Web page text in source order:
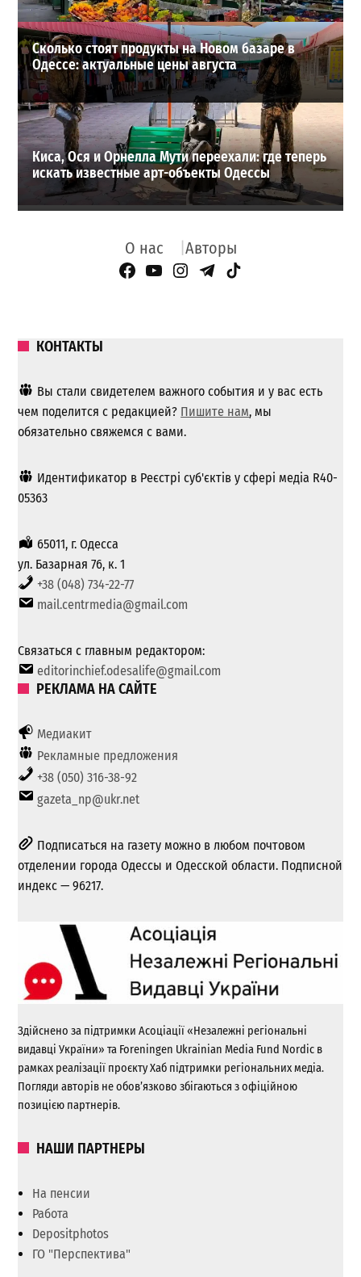
Сколько стоят продукты на Новом базаре в
Одессе: актуальные цены августа
Киса, Ося и Орнелла Мути переехали: где теперь
искать известные арт-объекты Одессы
О нас Авторы
Facebook Page
YouTube
Instagram
Telegram
TikTok
КОНТАКТЫ
Вы стали свидетелем важного события и у вас есть
чем поделится с редакцией? Пишите нам, мы
обязательно свяжемся с вами.
Идентификатор в Реєстрі суб'єктів у сфері медіа R40-
05363
65011, г. Одесса
ул. Базарная 76, к. 1
+38 (048) 734-22-77
mail.centrmedia@gmail.com
Связаться с главным редактором:
editorinchief.odesalife@gmail.com
РЕКЛАМА НА САЙТЕ
Медиакит
Рекламные предложения
+38 (050) 316-38-92
gazeta_np@ukr.net
Подписаться на газету можно в любом почтовом
отделении города Одессы и Одесской области. Подписной
индекс — 96217.
Здійснено за підтримки Асоціації «Незалежні регіональні
видавці України» та Foreningen Ukrainian Media Fund Nordic в
рамках реалізації проєкту Хаб підтримки регіональних медіа.
Погляди авторів не обов’язково збігаються з офіційною
позицією партнерів.
НАШИ ПАРТНЕРЫ
На пенсии
Работа
Depositphotos
ГО "Перспектива"